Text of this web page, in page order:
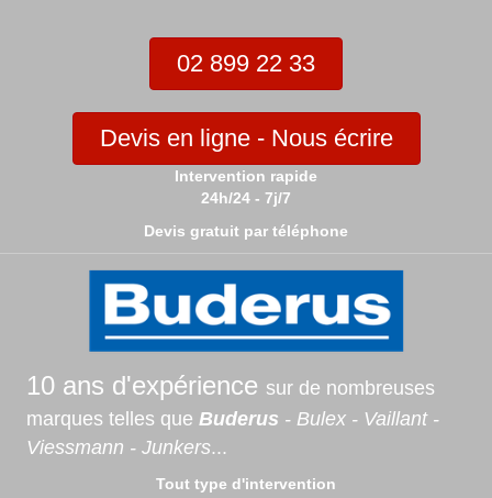
02 899 22 33
Devis en ligne - Nous écrire
Intervention rapide
24h/24 - 7j/7
Devis gratuit par téléphone
10 ans d'expérience sur de nombreuses
marques telles que Buderus - Bulex - Vaillant -
Viessmann - Junkers...
Tout type d'intervention